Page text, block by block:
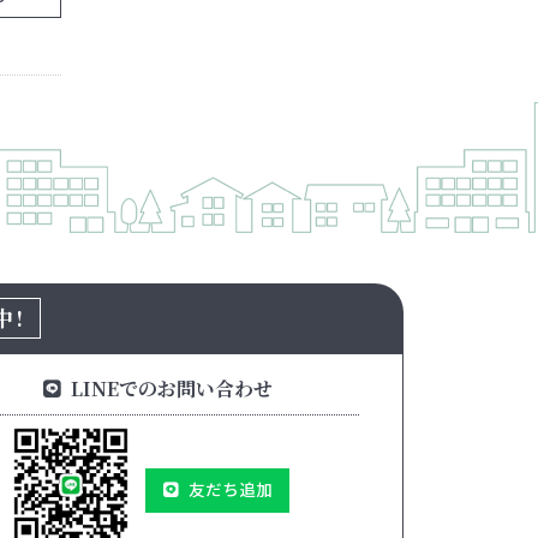
!
LINEでのお問い合わせ
友だち追加